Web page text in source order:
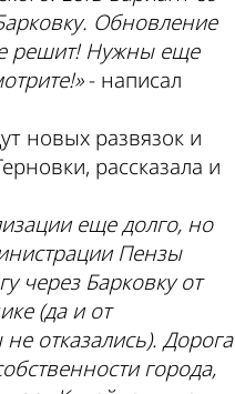
Обновление
решит! Нужны еще
- написал
новых развязок и
рассказала и
еще долго, но
Пензы
через Барковку от
(да и от
отказались). Дорога
города,